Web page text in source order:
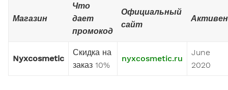
Магазин
Что
дает
промокод
Официальный
сайт
Активен
Nyxcosmetic
Скидка на
заказ 10%
nyxcosmetic.ru
June
2020